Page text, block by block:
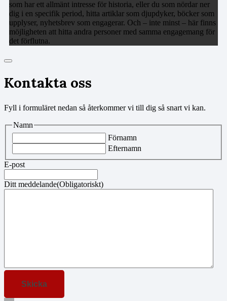
som har ett allmänt intresse för historia, eller du som nördar ner
dig i en specifik period, hitta artiklar som djupdyker, böcker som
upplyser, nyhetsbrev som engagerar. Och – inte minst – här finns
möjligheten att hitta andra personer med samma engagemang för
det förflutna.
Kontakta oss
Fyll i formuläret nedan så återkommer vi till dig så snart vi kan.
Namn
Förnamn
Efternamn
E-post
Ditt meddelande(Obligatoriskt)
Skicka